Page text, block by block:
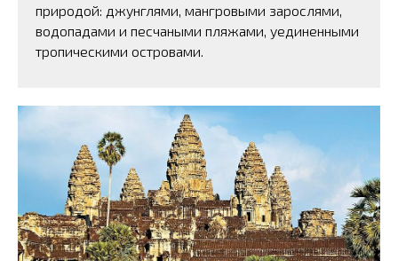
природой: джунглями, мангровыми зарослями,
водопадами и песчаными пляжами, уединенными
тропическими островами.